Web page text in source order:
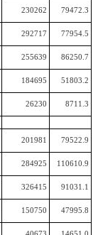
230262 79472.3
292717 77954.5
255639 86250.7
184695 51803.2
26230 8711.3
201981 79522.9
284925 110610.9
326415 91031.1
150750 47995.8